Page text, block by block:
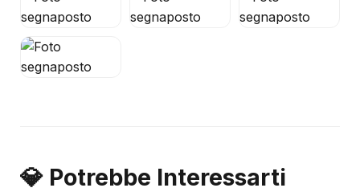
💎 Potrebbe Interessarti